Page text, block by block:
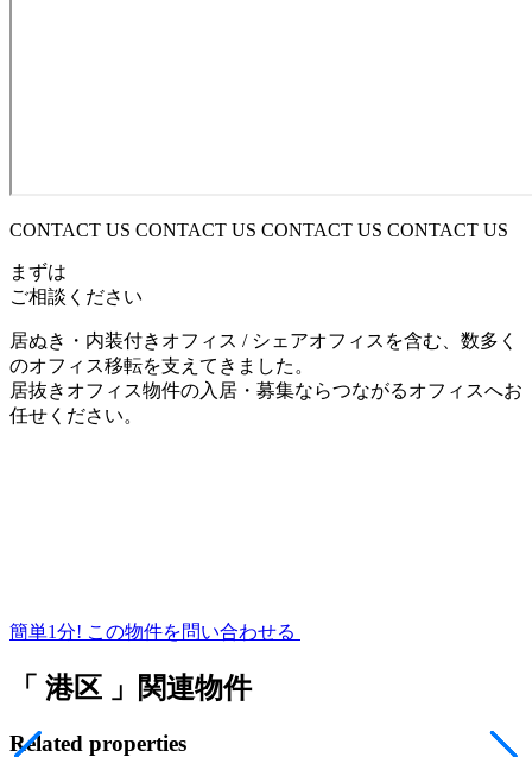
CONTACT US CONTACT US CONTACT US CONTACT US
まずは
ご相談ください
居ぬき・内装付きオフィス / シェアオフィスを含む、数多く
のオフィス移転を支えてきました。
居抜きオフィス物件の入居・募集ならつながるオフィスへお
任せください。
簡単1分! この物件を問い合わせる
「 港区 」関連物件
Related properties